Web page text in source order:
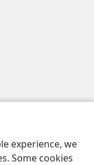
experience, we
Some cookies